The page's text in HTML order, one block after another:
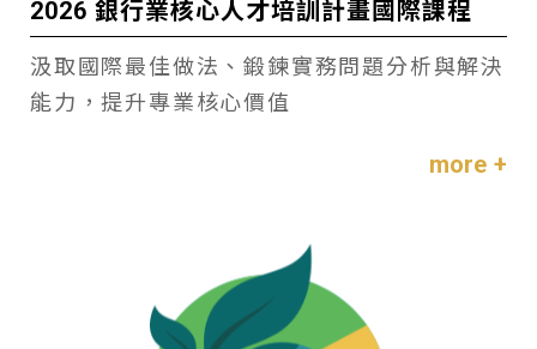
2026 銀行業核心人才培訓計畫國際課程
汲取國際最佳做法、鍛鍊實務問題分析與解決
能力，提升專業核心價值
more +